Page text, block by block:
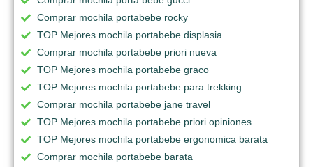
Comprar mochila portabebe rocky
TOP Mejores mochila portabebe displasia
Comprar mochila portabebe priori nueva
TOP Mejores mochila portabebe graco
TOP Mejores mochila portabebe para trekking
Comprar mochila portabebe jane travel
TOP Mejores mochila portabebe priori opiniones
TOP Mejores mochila portabebe ergonomica barata
Comprar mochila portabebe barata